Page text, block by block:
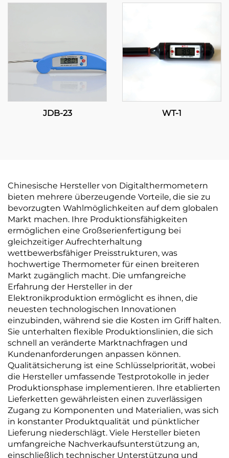
JDB-23 WT-1
Chinesische Hersteller von Digitalthermometern
bieten mehrere überzeugende Vorteile, die sie zu
bevorzugten Wahlmöglichkeiten auf dem globalen
Markt machen. Ihre Produktionsfähigkeiten
ermöglichen eine Großserienfertigung bei
gleichzeitiger Aufrechterhaltung
wettbewerbsfähiger Preisstrukturen, was
hochwertige Thermometer für einen breiteren
Markt zugänglich macht. Die umfangreiche
Erfahrung der Hersteller in der
Elektronikproduktion ermöglicht es ihnen, die
neuesten technologischen Innovationen
einzubinden, während sie die Kosten im Griff halten.
Sie unterhalten flexible Produktionslinien, die sich
schnell an veränderte Marktnachfragen und
Kundenanforderungen anpassen können.
Qualitätsicherung ist eine Schlüsselpriorität, wobei
die Hersteller umfassende Testprotokolle in jeder
Produktionsphase implementieren. Ihre etablierten
Lieferketten gewährleisten einen zuverlässigen
Zugang zu Komponenten und Materialien, was sich
in konstanter Produktqualität und pünktlicher
Lieferung niederschlägt. Viele Hersteller bieten
umfangreiche Nachverkaufsunterstützung an,
einschließlich technischer Unterstützung und